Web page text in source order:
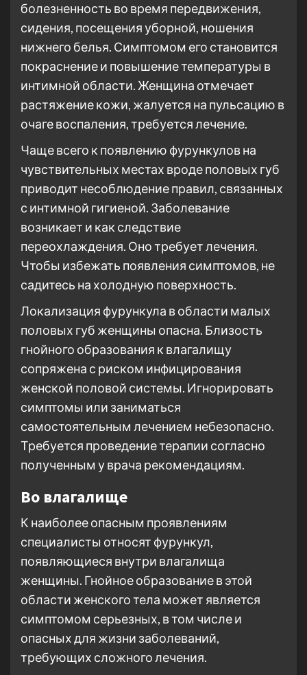
болезненность во время передвижения,
сидения, посещения уборной, ношения
нижнего белья. Симптомом его становится
покраснение и повышение температуры в
интимной области. Женщина отмечает
растяжение кожи, жалуется на пульсацию в
очаге воспаления, требуется лечение.
Чаще всего к появлению фурункулов на
чувствительных местах вроде половых губ
приводит несоблюдение правил, связанных
с интимной гигиеной. Заболевание
возникает и как следствие
переохлаждения. Оно требует лечения.
Чтобы избежать появления симптомов, не
садитесь на холодную поверхность.
Локализация фурункула в области малых
половых губ женщины опасна. Близость
гнойного образования к влагалищу
сопряжена с риском инфицирования
женской половой системы. Игнорировать
симптомы или заниматься
самостоятельным лечением небезопасно.
Требуется проведение терапии согласно
полученным у врача рекомендациям.
Во влагалище
К наиболее опасным проявлениям
специалисты относят фурункул,
появляющиеся внутри влагалища
женщины. Гнойное образование в этой
области женского тела может является
симптомом серьезных, в том числе и
опасных для жизни заболеваний,
требующих сложного лечения.